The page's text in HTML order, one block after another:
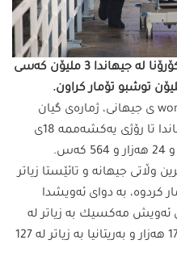
ژمارەی گیان لەدەستدان بە پەتای كۆرۆنا لە جیهاندا 3 ملیۆن كەسی
بەپێی داتاكانی ماڵپەڕی worldometers ی جیهانی، ژمارەی گیان
لەدەستدان بە پەتای كۆرۆنا لە جیهاندا تا رۆژی یەكشەممە 18ی
وڵاتی جیهانە و تائێستا زیاتر
كردوە، بە دوای ئەویشدا
370 هەزار و دوای ئەویش مەكسیك بە زیاتر لە
212 هەزار و هندستان بە زیاتر لە 177 هەزار و بەریتانیا بە زیاتر لە 127